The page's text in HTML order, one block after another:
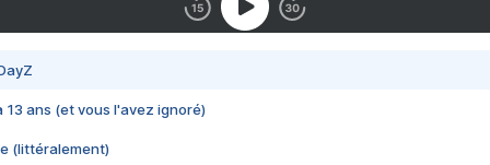
13 ans (et vous l'avez ignoré)
(littéralement)